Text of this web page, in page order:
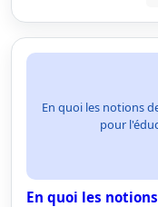
En quoi les notions
pour
En quoi les